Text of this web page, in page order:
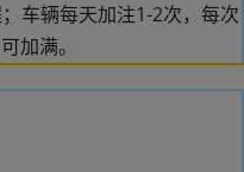
车辆每天加注1-2次，每次
加满。